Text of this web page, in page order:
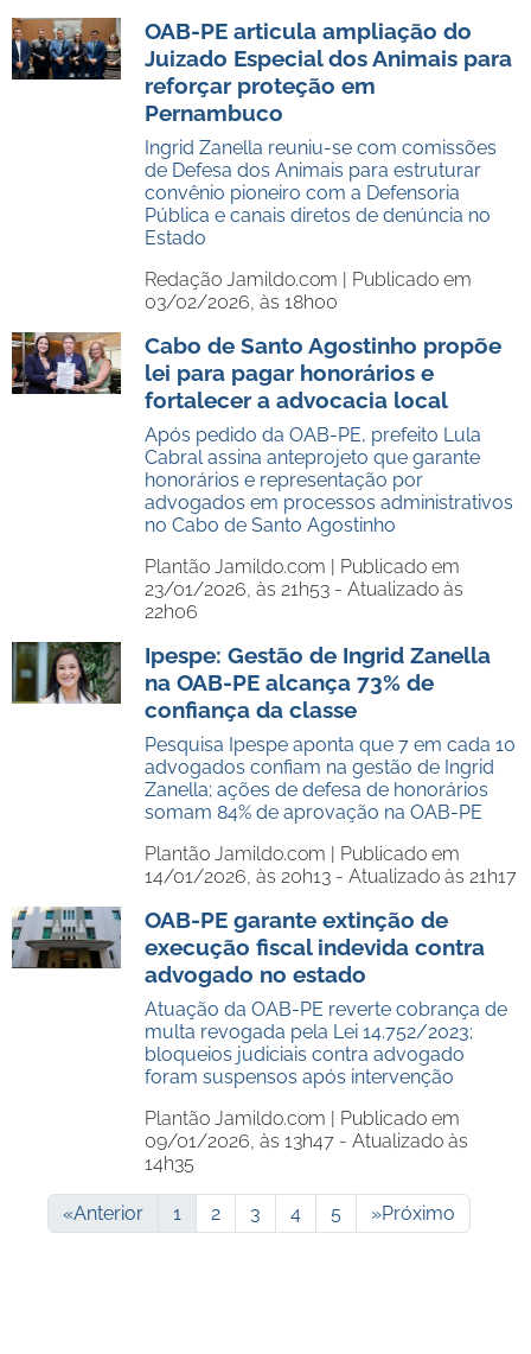
OAB-PE articula ampliação do
Juizado Especial dos Animais para
reforçar proteção em
Pernambuco
Ingrid Zanella reuniu-se com comissões
de Defesa dos Animais para estruturar
convênio pioneiro com a Defensoria
Pública e canais diretos de denúncia no
Estado
Redação Jamildo.com | Publicado em
03/02/2026, às 18h00
Cabo de Santo Agostinho propõe
lei para pagar honorários e
fortalecer a advocacia local
Após pedido da OAB-PE, prefeito Lula
Cabral assina anteprojeto que garante
honorários e representação por
advogados em processos administrativos
no Cabo de Santo Agostinho
Plantão Jamildo.com | Publicado em
23/01/2026, às 21h53 - Atualizado às
22h06
Ipespe: Gestão de Ingrid Zanella
na OAB-PE alcança 73% de
confiança da classe
Pesquisa Ipespe aponta que 7 em cada 10
advogados confiam na gestão de Ingrid
Zanella; ações de defesa de honorários
somam 84% de aprovação na OAB-PE
Plantão Jamildo.com | Publicado em
14/01/2026, às 20h13 - Atualizado às 21h17
OAB-PE garante extinção de
execução fiscal indevida contra
advogado no estado
Atuação da OAB-PE reverte cobrança de
multa revogada pela Lei 14.752/2023;
bloqueios judiciais contra advogado
foram suspensos após intervenção
Plantão Jamildo.com | Publicado em
09/01/2026, às 13h47 - Atualizado às
14h35
«Anterior 1 2 3 4 5 »Próximo